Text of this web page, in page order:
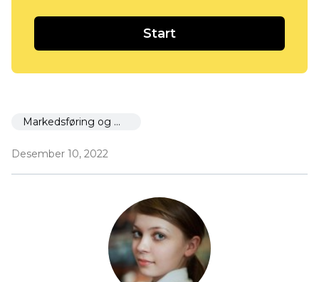
Start
Markedsføring og markedsføring
Desember 10, 2022